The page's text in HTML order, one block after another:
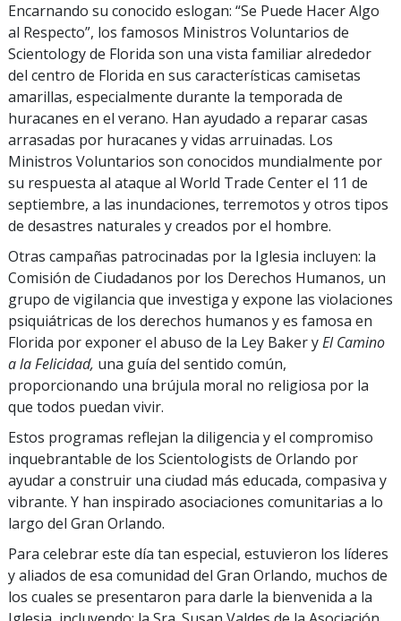
Encarnando su conocido eslogan: “Se Puede Hacer Algo
al Respecto”, los famosos Ministros Voluntarios de
Scientology de Florida son una vista familiar alrededor
del centro de Florida en sus características camisetas
amarillas, especialmente durante la temporada de
huracanes en el verano. Han ayudado a reparar casas
arrasadas por huracanes y vidas arruinadas. Los
Ministros Voluntarios son conocidos mundialmente por
su respuesta al ataque al World Trade Center el 11 de
septiembre, a las inundaciones, terremotos y otros tipos
de desastres naturales y creados por el hombre.
Otras campañas patrocinadas por la Iglesia incluyen: la
Comisión de Ciudadanos por los Derechos Humanos, un
grupo de vigilancia que investiga y expone las violaciones
psiquiátricas de los derechos humanos y es famosa en
Florida por exponer el abuso de la Ley Baker yEl Camino
a la Felicidad, una guía del sentido común,
proporcionando una brújula moral no religiosa por la
que todos puedan vivir.
Estos programas reflejan la diligencia y el compromiso
inquebrantable de los Scientologists de Orlando por
ayudar a construir una ciudad más educada, compasiva y
vibrante. Y han inspirado asociaciones comunitarias a lo
largo del Gran Orlando.
Para celebrar este día tan especial, estuvieron los líderes
y aliados de esa comunidad del Gran Orlando, muchos de
los cuales se presentaron para darle la bienvenida a la